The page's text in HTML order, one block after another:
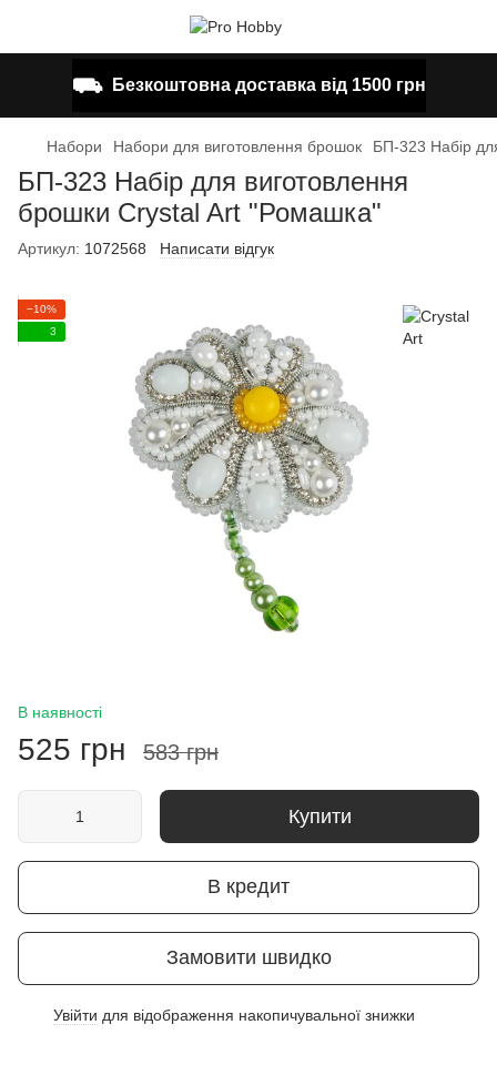
⛟ Безкоштовна доставка від 1500 грн
Набори Набори для виготовлення брошок БП-323 Набір
БП-323 Набір для виготовлення
брошки Crystal Art "Ромашка"
Артикул: 1072568 Написати відгук
−10%
3
В наявності
525 грн 583 грн
Купити
В кредит
Замовити швидко
Увійти для відображення накопичувальної знижки